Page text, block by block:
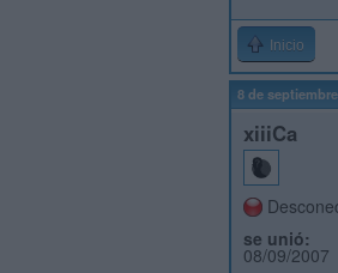
Inicio
8 de
xiiiCa
se unió:
08/09/2007